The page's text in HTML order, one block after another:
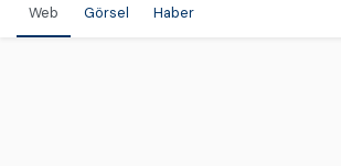
Web Görsel Haber